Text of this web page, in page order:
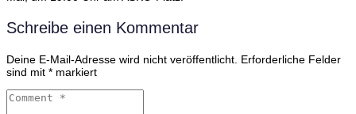
Schreibe einen Kommentar
Deine E-Mail-Adresse wird nicht veröffentlicht. Erforderliche Felder
sind mit * markiert